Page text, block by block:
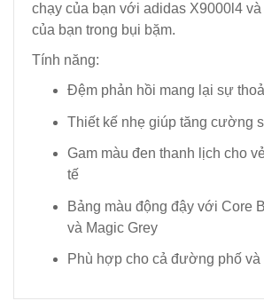
chạy của bạn với adidas X9000l4
của bạn trong bụi bặm.
Tính năng:
Đệm phản hồi mang lại sự
Thiết kế nhẹ giúp tăng cường
Gam màu đen thanh lịch cho
tế
Bảng màu động đậy với Core
và Magic Grey
Phù hợp cho cả đường phố